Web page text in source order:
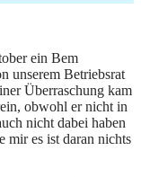
ein Bem
unserem Betriebsrat
Überraschung kam
obwohl er nicht in
nicht dabei haben
mir es ist daran nichts